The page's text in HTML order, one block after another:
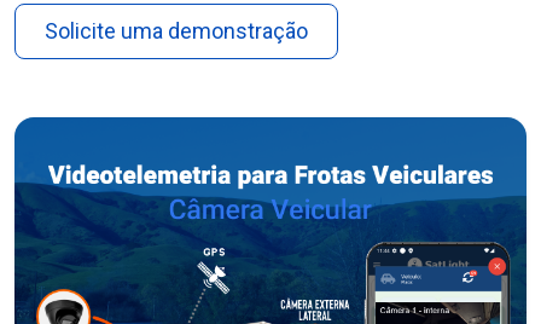
Solicite uma demonstração